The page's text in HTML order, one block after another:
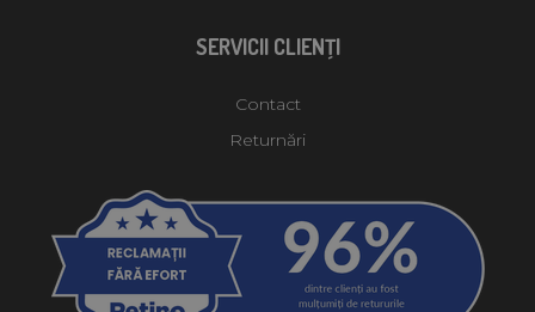
SERVICII CLIENŢI
Contact
Returnări